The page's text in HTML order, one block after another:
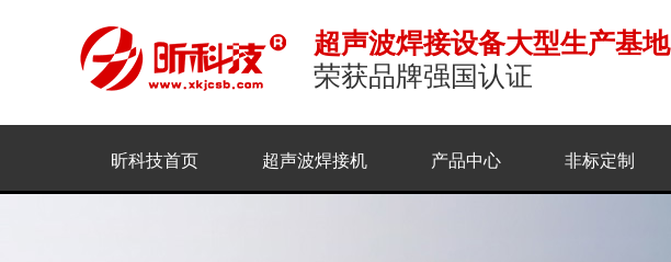
超声波焊接设备大型生产基地
荣获品牌强国认证
昕科技首页 超声波焊接机 产品中心 非标定制